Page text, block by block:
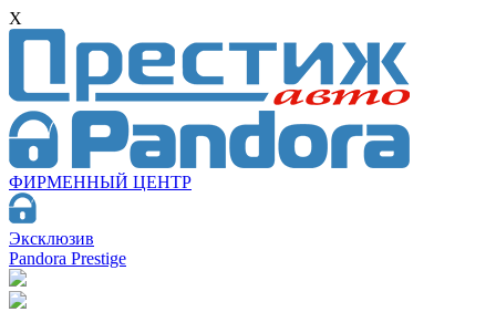
X
ФИРМЕННЫЙ ЦЕНТР
Эксклюзив
Pandora Prestige